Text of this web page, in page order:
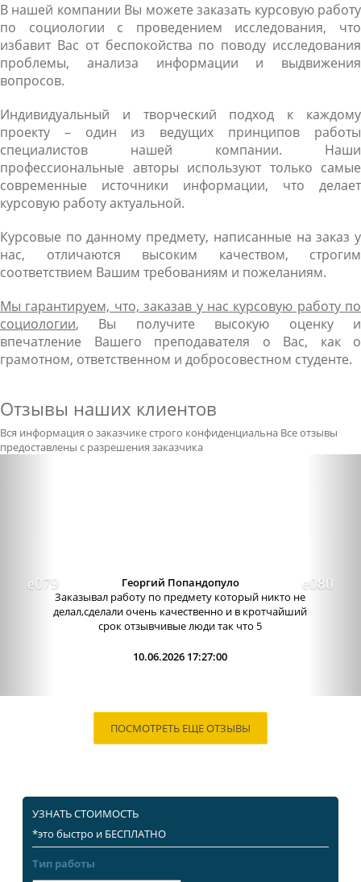
В нашей компании Вы можете заказать курсовую работу
по социологии с проведением исследования, что
избавит Вас от беспокойства по поводу исследования
проблемы, анализа информации и выдвижения
вопросов.
Индивидуальный и творческий подход к каждому
проекту – один из ведущих принципов работы
специалистов нашей компании. Наши
профессиональные авторы используют только самые
современные источники информации, что делает
курсовую работу актуальной.
Курсовые по данному предмету, написанные на заказ у
нас, отличаются высоким качеством, строгим
соответствием Вашим требованиям и пожеланиям.
Мы гарантируем, что, заказав у нас курсовую работу по
социологии, Вы получите высокую оценку и
впечатление Вашего преподавателя о Вас, как о
грамотном, ответственном и добросовестном студенте.
Отзывы наших клиентов
Вся информация о заказчике строго конфиденциальна Все отзывы
предоставлены с разрешения заказчика
Отличный сервис, очень приятные
администраторы. Связь очень хорошо налажена,
поэтому можно узнавать новости о написании
работы. Сама...
09.06.2026 13:15:00
ПОСМОТРЕТЬ ЕЩЕ ОТЗЫВЫ
УЗНАТЬ СТОИМОСТЬ
*это быстро и БЕСПЛАТНО
Тип работы